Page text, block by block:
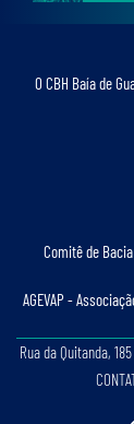
O CBH Baía de
Comitê de
AGEVAP -
Rua da Quitanda,